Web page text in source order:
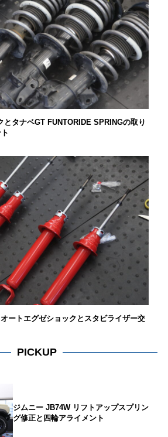
とタナベGT FUNTORIDE SPRINGの取り
ートエグゼショックとスタビライザー交
PICKUP
ジムニー JB74W リフトアップスプリン
グ修正と四輪アライメント